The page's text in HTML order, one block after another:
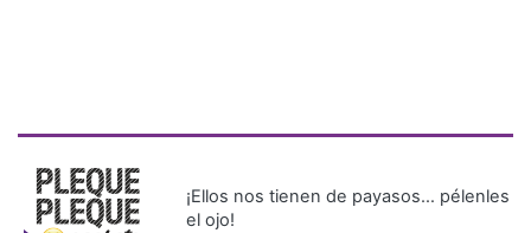
¡Ellos nos tienen de payasos… pélenles
el ojo!